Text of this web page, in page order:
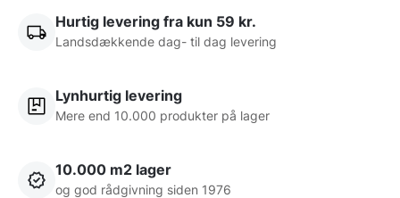
Hurtig levering fra kun 59 kr.
Landsdækkende dag- til dag levering
Lynhurtig levering
Mere end 10.000 produkter på lager
10.000 m2 lager
og god rådgivning siden 1976